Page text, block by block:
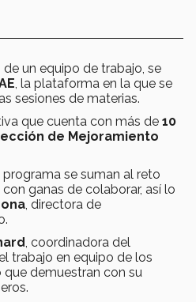
un equipo de trabajo, se
, la plataforma en la que se
sesiones de materias.
que cuenta con más de 10
de Mejoramiento
se suman al reto
ganas de colaborar, así lo
, directora de
, coordinadora del
trabajo en equipo de los
demuestran con su